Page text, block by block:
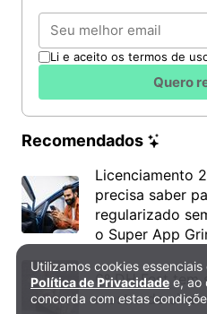
Email
Li e aceito os termos de
Quero
Recomendados
Licenciamento
precisa saber
regularizado
o Super App
6º DH Fest tem
mostra de
Política de Privacidade e
Utilizamos cookies
Política de Privacidade e, ao
concorda com estas